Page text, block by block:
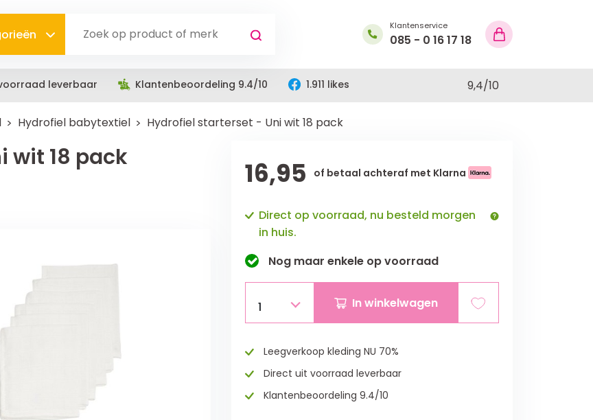
Klantenservice
085 - 0 16 17 18
leverbaar Klantenbeoordeling 9.4/10 1.911 likes 9,4/10
Hydrofiel babytextiel Hydrofiel starterset - Uni wit 18 pack
wit 18 pack 16,95 of betaal achteraf met Klarna
Direct op voorraad, nu besteld morgen
in huis.
Nog maar enkeleop voorraad
1 In winkelwagen
Leegverkoop kleding NU 70%
Direct uit voorraad leverbaar
Klantenbeoordeling 9.4/10